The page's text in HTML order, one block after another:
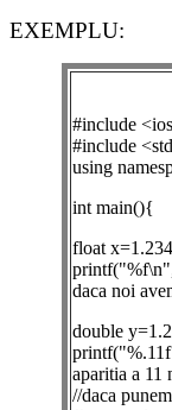
EXEMPLU:
#include
#include
using
int main(){
float
daca noi
double
aparitia a 11
//daca